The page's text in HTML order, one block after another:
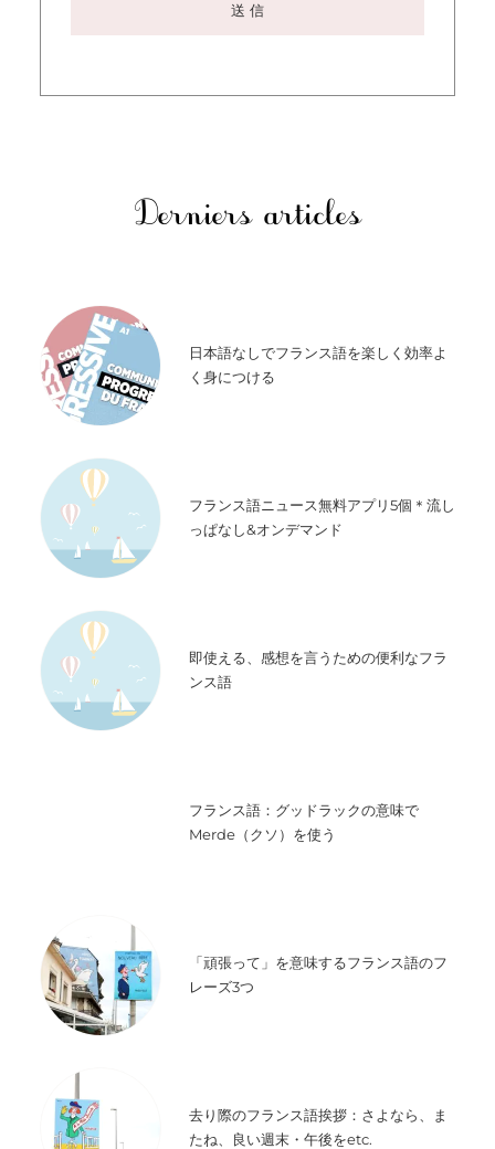
Derniers articles
日本語なしでフランス語を楽しく効率よ
く身につける
フランス語ニュース無料アプリ5個＊流し
っぱなし&オンデマンド
即使える、感想を言うための便利なフラ
ンス語
フランス語：グッドラックの意味で
Merde（クソ）を使う
「頑張って」を意味するフランス語のフ
レーズ3つ
去り際のフランス語挨拶：さよなら、ま
たね、良い週末・午後をetc.